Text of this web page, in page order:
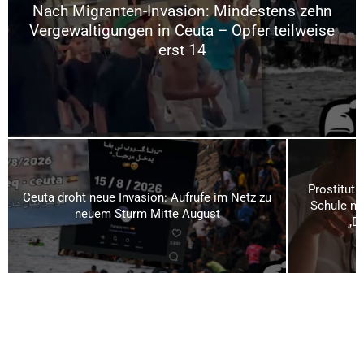
Nach Migranten-Invasion: Mindestens zehn
Vergewaltigungen in Ceuta – Opfer teilweise
erst 14
Ceuta droht neue Invasion: Aufrufe im Netz zu
neuem Sturm Mitte August
Schule